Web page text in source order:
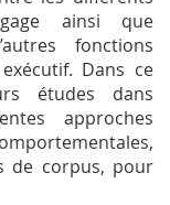
ainsi que
fonctions
Dans ce
études dans
approches
de corpus, pour